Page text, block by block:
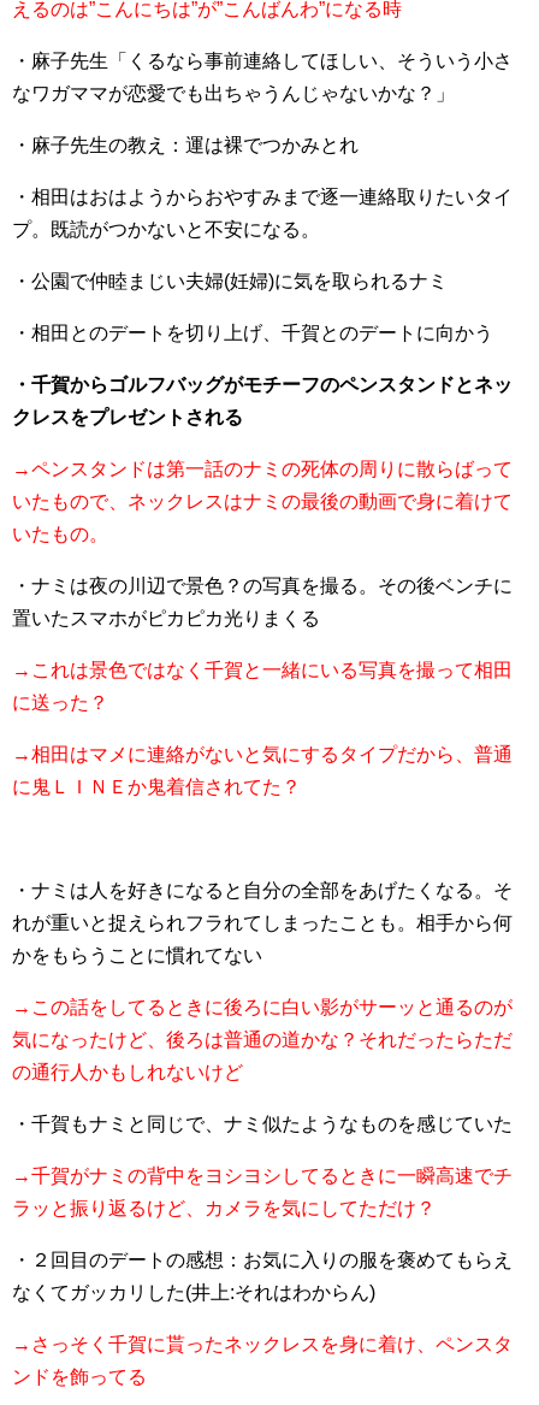
えるのは”こんにちは”が”こんばんわ”になる時
・麻子先生「くるなら事前連絡してほしい、そういう小さ
なワガママが恋愛でも出ちゃうんじゃないかな？」
・麻子先生の教え：運は裸でつかみとれ
・相田はおはようからおやすみまで逐一連絡取りたいタイ
プ。既読がつかないと不安になる。
・公園で仲睦まじい夫婦(妊婦)に気を取られるナミ
・相田とのデートを切り上げ、千賀とのデートに向かう
・千賀からゴルフバッグがモチーフのペンスタンドとネッ
クレスをプレゼントされる
→ペンスタンドは第一話のナミの死体の周りに散らばって
いたもので、ネックレスはナミの最後の動画で身に着けて
いたもの。
・ナミは夜の川辺で景色？の写真を撮る。その後ベンチに
置いたスマホがピカピカ光りまくる
→これは景色ではなく千賀と一緒にいる写真を撮って相田
に送った？
→相田はマメに連絡がないと気にするタイプだから、普通
に鬼ＬＩＮＥか鬼着信されてた？
・ナミは人を好きになると自分の全部をあげたくなる。そ
れが重いと捉えられフラれてしまったことも。相手から何
かをもらうことに慣れてない
→この話をしてるときに後ろに白い影がサーッと通るのが
気になったけど、後ろは普通の道かな？それだったらただ
の通行人かもしれないけど
・千賀もナミと同じで、ナミ似たようなものを感じていた
→千賀がナミの背中をヨシヨシしてるときに一瞬高速でチ
ラッと振り返るけど、カメラを気にしてただけ？
・２回目のデートの感想：お気に入りの服を褒めてもらえ
なくてガッカリした(井上:それはわからん)
→さっそく千賀に貰ったネックレスを身に着け、ペンスタ
ンドを飾ってる